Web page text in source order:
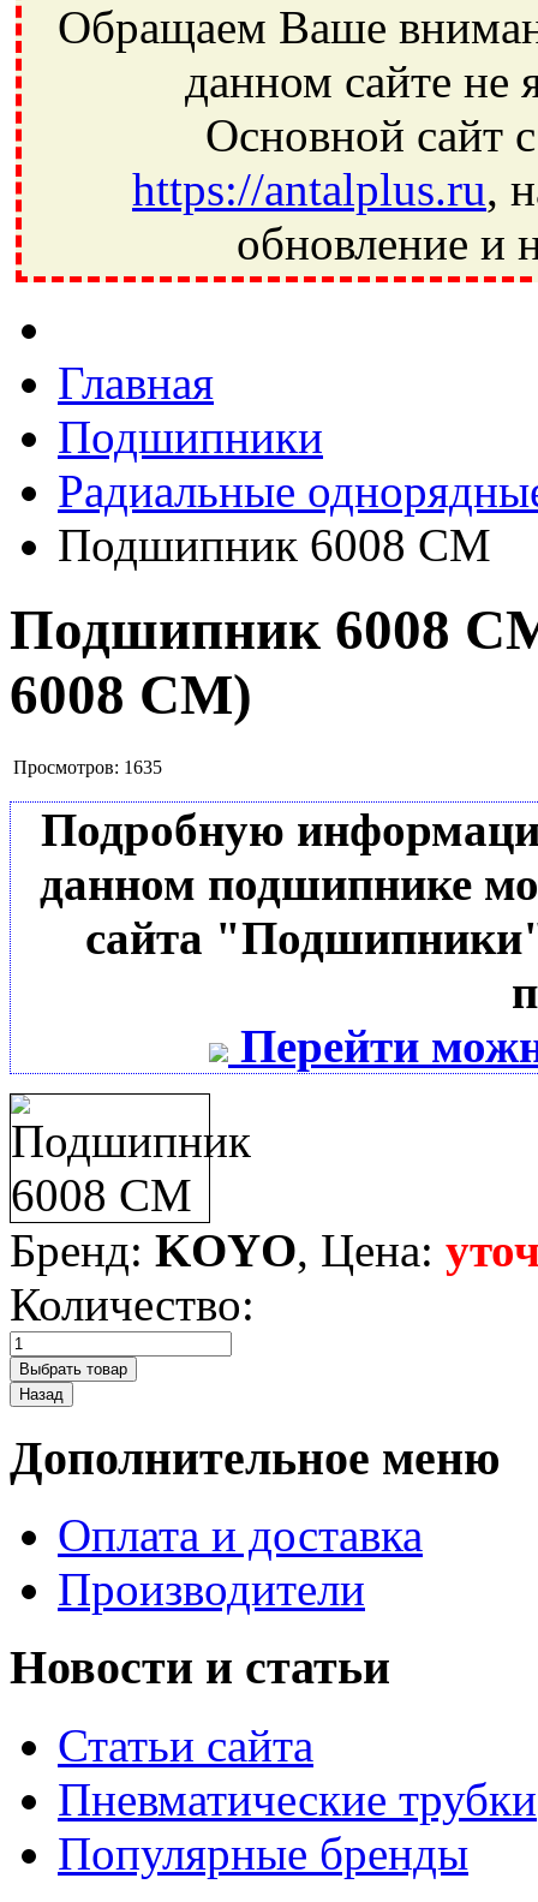
Обращаем Ваше
данном сайте не
Основной сайт
https://antalplus.ru,
обновление и
Ивантеевка, подшипники, пневматика, метизы, техника,
Главная
Подшипники
Радиальные
Подшипник 6008 CM
Подшипник 6008
6008 CM)
Просмотров: 1635
Подробную
данном подшипнике
сайта
Перейти
Бренд: KOYO, Цена:
Количество:
Дополнительное меню
Оплата и доставка
Производители
Новости и статьи
Статьи сайта
Пневматические трубки
Популярные бренды